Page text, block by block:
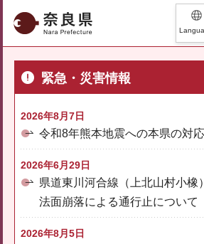
奈良県
緊急・災害情報
2026年8月7日
令和8年熊本地震への本県の対
2026年6月29日
県道東川河合線（上北山村小橡
法面崩落による通行止について
2026年8月5日